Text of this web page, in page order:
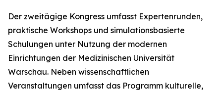
Der zweitägige Kongress umfasst Expertenrunden,
praktische Workshops und simulationsbasierte
Schulungen unter Nutzung der modernen
Einrichtungen der Medizinischen Universität
Warschau. Neben wissenschaftlichen
Veranstaltungen umfasst das Programm kulturelle,